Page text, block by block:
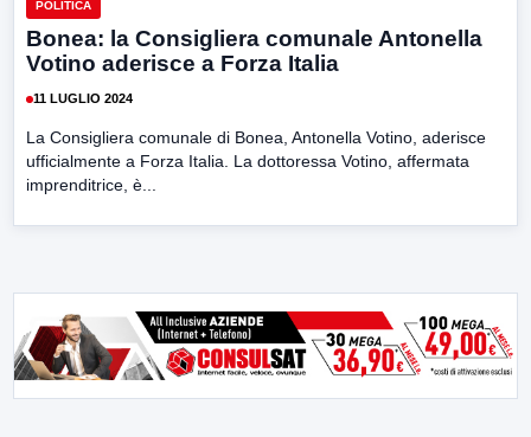
POLITICA
Bonea: la Consigliera comunale Antonella
Votino aderisce a Forza Italia
11 LUGLIO 2024
La Consigliera comunale di Bonea, Antonella Votino, aderisce
ufficialmente a Forza Italia. La dottoressa Votino, affermata
imprenditrice, è...